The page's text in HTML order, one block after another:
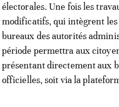
électorales. Une fois les
modificatifs, qui intègrent les
bureaux des autorités
période permettra aux
présentant directement aux
officielles, soit via la